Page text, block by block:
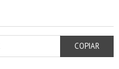
COPIAR